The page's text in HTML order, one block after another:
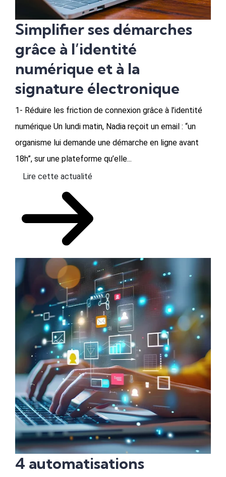
Simplifier ses démarches
grâce à l’identité
numérique et à la
signature électronique
1- Réduire les friction de connexion grâce à l’identité
numérique Un lundi matin, Nadia reçoit un email : “un
organisme lui demande une démarche en ligne avant
18h”, sur une plateforme qu’elle...
Lire cette actualité
4 automatisations